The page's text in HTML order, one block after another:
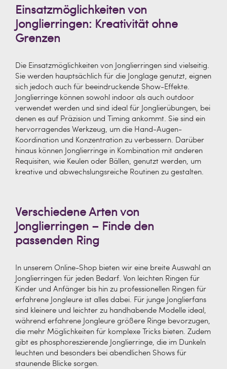
Einsatzmöglichkeiten von
Jonglierringen: Kreativität ohne
Grenzen
Die Einsatzmöglichkeiten von Jonglierringen sind vielseitig.
Sie werden hauptsächlich für die Jonglage genutzt, eignen
sich jedoch auch für beeindruckende Show-Effekte.
Jonglierringe können sowohl indoor als auch outdoor
verwendet werden und sind ideal für Jonglierübungen, bei
denen es auf Präzision und Timing ankommt. Sie sind ein
hervorragendes Werkzeug, um die Hand-Augen-
Koordination und Konzentration zu verbessern. Darüber
hinaus können Jonglierringe in Kombination mit anderen
Requisiten, wie Keulen oder Bällen, genutzt werden, um
kreative und abwechslungsreiche Routinen zu gestalten.
Verschiedene Arten von
Jonglierringen – Finde den
passenden Ring
In unserem Online-Shop bieten wir eine breite Auswahl an
Jonglierringen für jeden Bedarf. Von leichten Ringen für
Kinder und Anfänger bis hin zu professionellen Ringen für
erfahrene Jongleure ist alles dabei. Für junge Jonglierfans
sind kleinere und leichter zu handhabende Modelle ideal,
während erfahrene Jongleure größere Ringe bevorzugen,
die mehr Möglichkeiten für komplexe Tricks bieten. Zudem
gibt es phosphoreszierende Jonglierringe, die im Dunkeln
leuchten und besonders bei abendlichen Shows für
staunende Blicke sorgen.